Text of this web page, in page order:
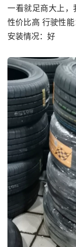
一看就足商大上，
性价比高 行驶性
安装情况：好